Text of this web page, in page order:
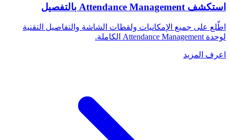
استكشف Attendance Management بالتفصيل
اطّلع على جميع الإمكانيات ولقطات الشاشة والتفاصيل التقنية
لوحدة Attendance Management الكاملة.
اعرف المزيد